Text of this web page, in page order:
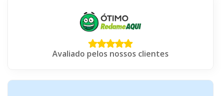
Avaliado pelos nossos clientes